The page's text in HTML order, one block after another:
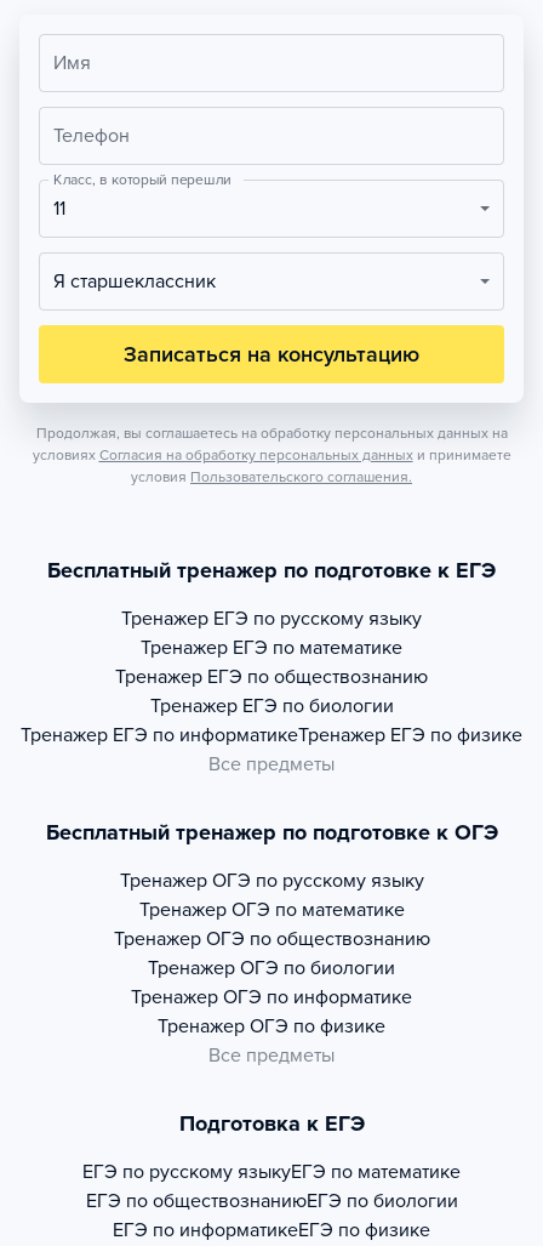
Имя
Телефон
Класс, в который перешли
11
Я старшеклассник
Записаться на консультацию
Продолжая, вы соглашаетесь на обработку персональных данных на
условиях Согласия на обработку персональных данных и принимаете
условия Пользовательского соглашения.
Бесплатный тренажер по подготовке к ЕГЭ
Тренажер ЕГЭ по русскому языку
Тренажер ЕГЭ по математике
Тренажер ЕГЭ по обществознанию
Тренажер ЕГЭ по биологии
Тренажер ЕГЭ по информатикеТренажер ЕГЭ по физике
Все предметы
Бесплатный тренажер по подготовке к ОГЭ
Тренажер ОГЭ по русскому языку
Тренажер ОГЭ по математике
Тренажер ОГЭ по обществознанию
Тренажер ОГЭ по биологии
Тренажер ОГЭ по информатике
Тренажер ОГЭ по физике
Все предметы
Подготовка к ЕГЭ
ЕГЭ по русскому языкуЕГЭ по математике
ЕГЭ по обществознаниюЕГЭ по биологии
ЕГЭ по информатикеЕГЭ по физике